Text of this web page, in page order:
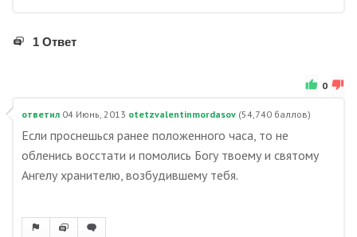
1 Ответ
0
ответил 04 Июнь, 2013 otetzvalentinmordasov (54,740 баллов)
Если проснешься ранее положенного часа, то не
обленись восстати и помолись Богу твоему и святому
Ангелу хранителю, возбудившему тебя.